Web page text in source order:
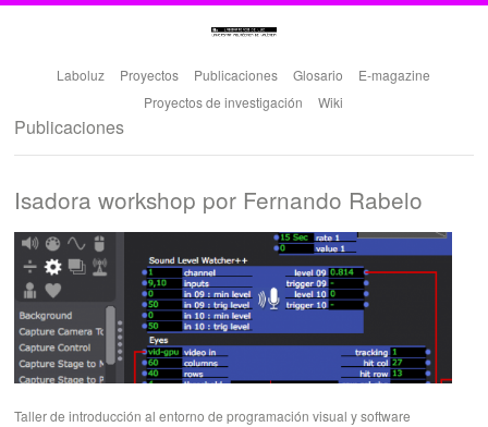
Laboluz Proyectos Publicaciones Glosario
E-magazine
Proyectos de investigación
Wiki
Publicaciones
Isadora workshop por Fernando Rabelo
Taller de introducción al entorno de programación visual y software